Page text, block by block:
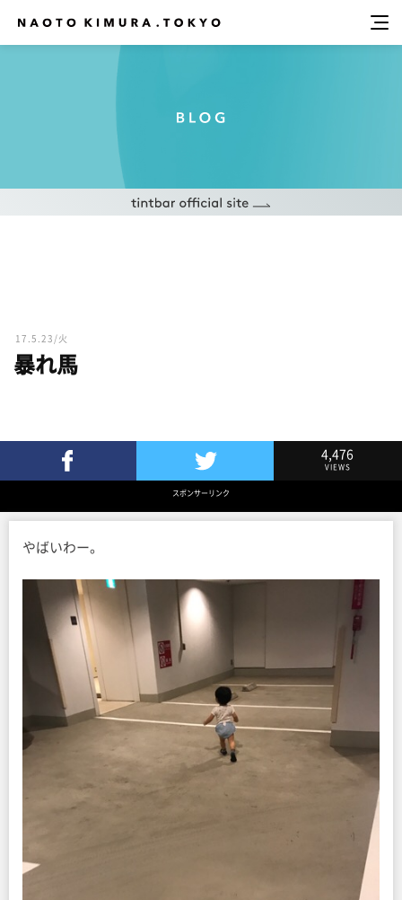
17.5.23/火
暴れ馬
Twitterでツイート
4,476
VIEWS
スポンサーリンク
やばいわー。